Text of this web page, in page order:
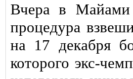
Вчера в Майами
процедура
на 17 декабря
которого экс-